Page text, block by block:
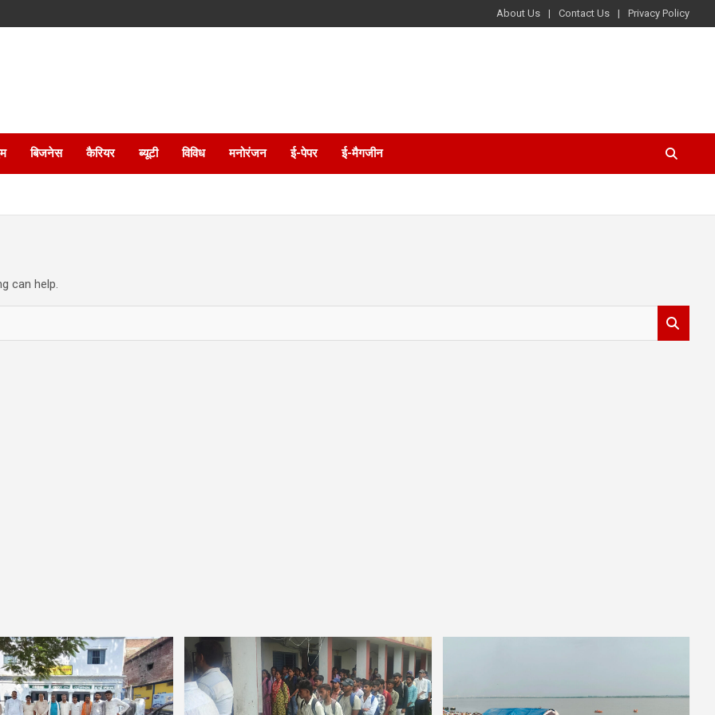
About Us Contact Us Privacy Policy
बिजनेस कैरियर ब्यूटी विविध मनोरंजन ई-पेपर ई-मैगजीन
can help.